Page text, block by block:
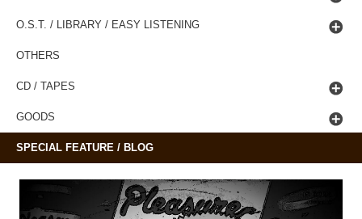
O.S.T. / LIBRARY / EASY LISTENING
OTHERS
CD / TAPES
GOODS
SPECIAL FEATURE / BLOG